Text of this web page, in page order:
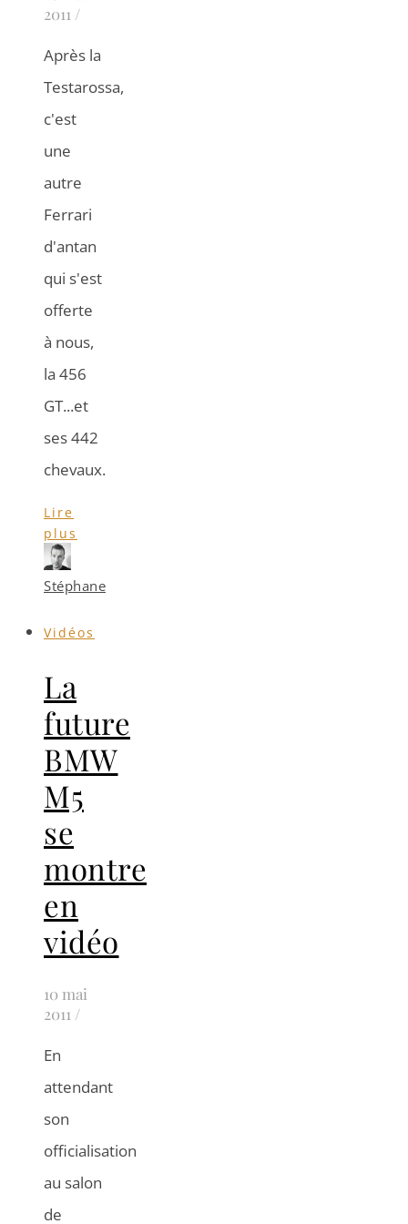
2011 /
Après la
Testarossa,
c'est
une
autre
Ferrari
d'antan
qui s'est
offerte
à nous,
la 456
GT...et
ses 442
chevaux.
Lire
plus
Stéphane
Vidéos
La
future
BMW
M5
se
montre
en
vidéo
10 mai
2011 /
En
attendant
son
officialisation
au salon
de